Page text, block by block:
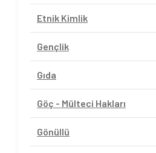
Etnik Kimlik
Gençlik
Gıda
Göç - Mülteci Hakları
Gönüllü